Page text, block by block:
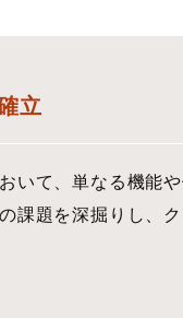
立
いて、単なる機能
課題を深掘りし、